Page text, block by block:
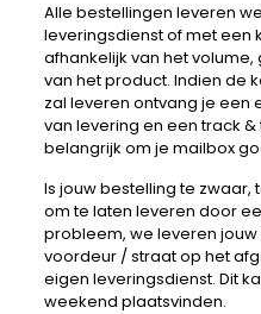
Alle bestellingen leveren
leveringsdienst of met een
afhankelijk van het
van het product. Indien de
zal leveren ontvang je een
van levering en een track
belangrijk om je mailbox
Is jouw bestelling te
om te laten leveren door
probleem, we leveren
voordeur / straat op het
eigen leveringsdienst. Dit
weekend plaatsvinden.